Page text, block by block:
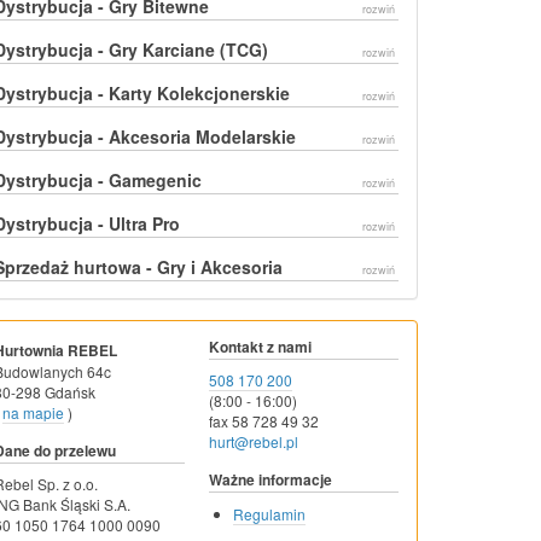
- Gry Bitewne rozwiń
- Gry Karciane (TCG) rozwiń
- Karty Kolekcjonerskie rozwiń
- Akcesoria Modelarskie rozwiń
- Gamegenic rozwiń
- Ultra Pro rozwiń
hurtowa - Gry i Akcesoria rozwiń
REBEL
64c
298 Gdańsk
na mapie )
do przelewu
Sp. z o.o.
Bank Śląski S.A.
1050 1764 1000 0090
Kontakt z nami
508 170 200
(8:00 - 16:00)
fax 58 728 49 32
hurt@rebel.pl
Ważne informacje
Regulamin